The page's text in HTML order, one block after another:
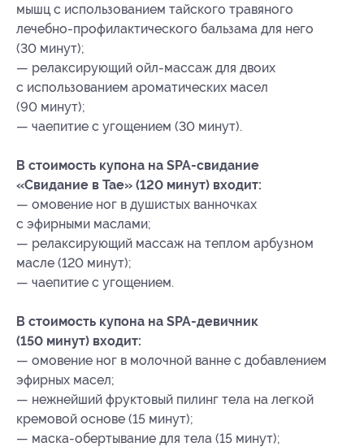
мышц с использованием тайского травяного
лечебно-профилактического бальзама для него
(30 минут);
— релаксирующий ойл-массаж для двоих
с использованием ароматических масел
(90 минут);
— чаепитие с угощением (30 минут).
В стоимость купона на SPA-свидание
«Свидание в Тае» (120 минут) входит:
— омовение ног в душистых ванночках
с эфирными маслами;
— релаксирующий массаж на теплом арбузном
масле (120 минут);
— чаепитие с угощением.
В стоимость купона на SPA-девичник
(150 минут) входит:
— омовение ног в молочной ванне с добавлением
эфирных масел;
— нежнейший фруктовый пилинг тела на легкой
кремовой основе (15 минут);
— маска-обертывание для тела (15 минут);